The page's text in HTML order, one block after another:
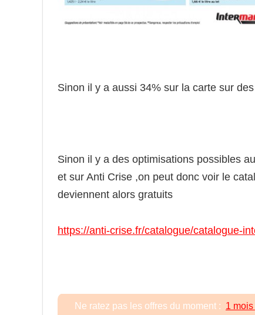
Sinon il y a aussi 34% sur la carte sur
Sinon il y a des optimisations possibles
et sur Anti Crise ,on peut donc voir le
deviennent alors gratuits
https://anti-crise.fr/catalogue/catalogue-
Ne ratez pas les offres du moment : 1